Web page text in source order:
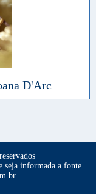
D'Arc
seja informada a fonte.